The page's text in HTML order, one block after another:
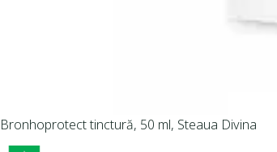
Bronhoprotect tinctură, 50 ml, Steaua Divina